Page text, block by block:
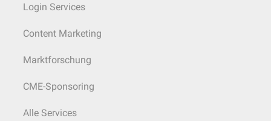
Login Services
Content Marketing
Marktforschung
CME-Sponsoring
Alle Services